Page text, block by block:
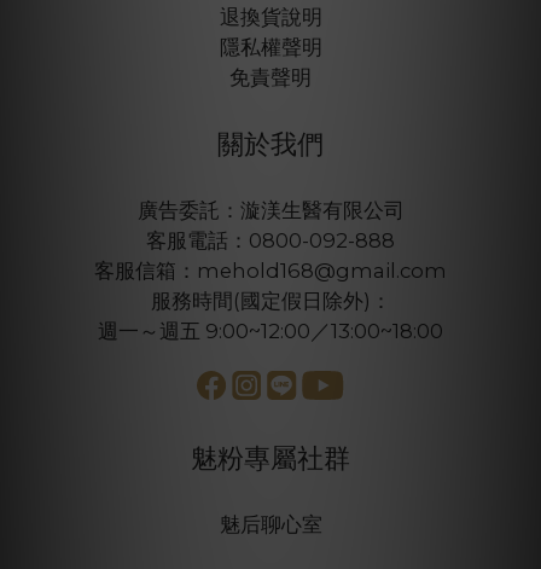
退換貨說明
隱私權聲明
免責聲明
關於我們
廣告委託：漩渼生醫有限公司
客服電話：0800-092-888
客服信箱：mehold168@gmail.com
服務時間(國定假日除外)：
週一～週五 9:00~12:00／13:00~18:00
魅粉專屬社群
魅后聊心室